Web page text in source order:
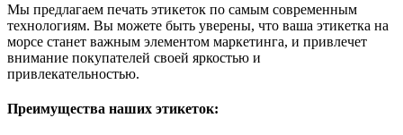
Мы предлагаем печать этикеток по самым современным
технологиям. Вы можете быть уверены, что ваша этикетка на
морсе станет важным элементом маркетинга, и привлечет
внимание покупателей своей яркостью и
привлекательностью.
Преимущества наших этикеток: